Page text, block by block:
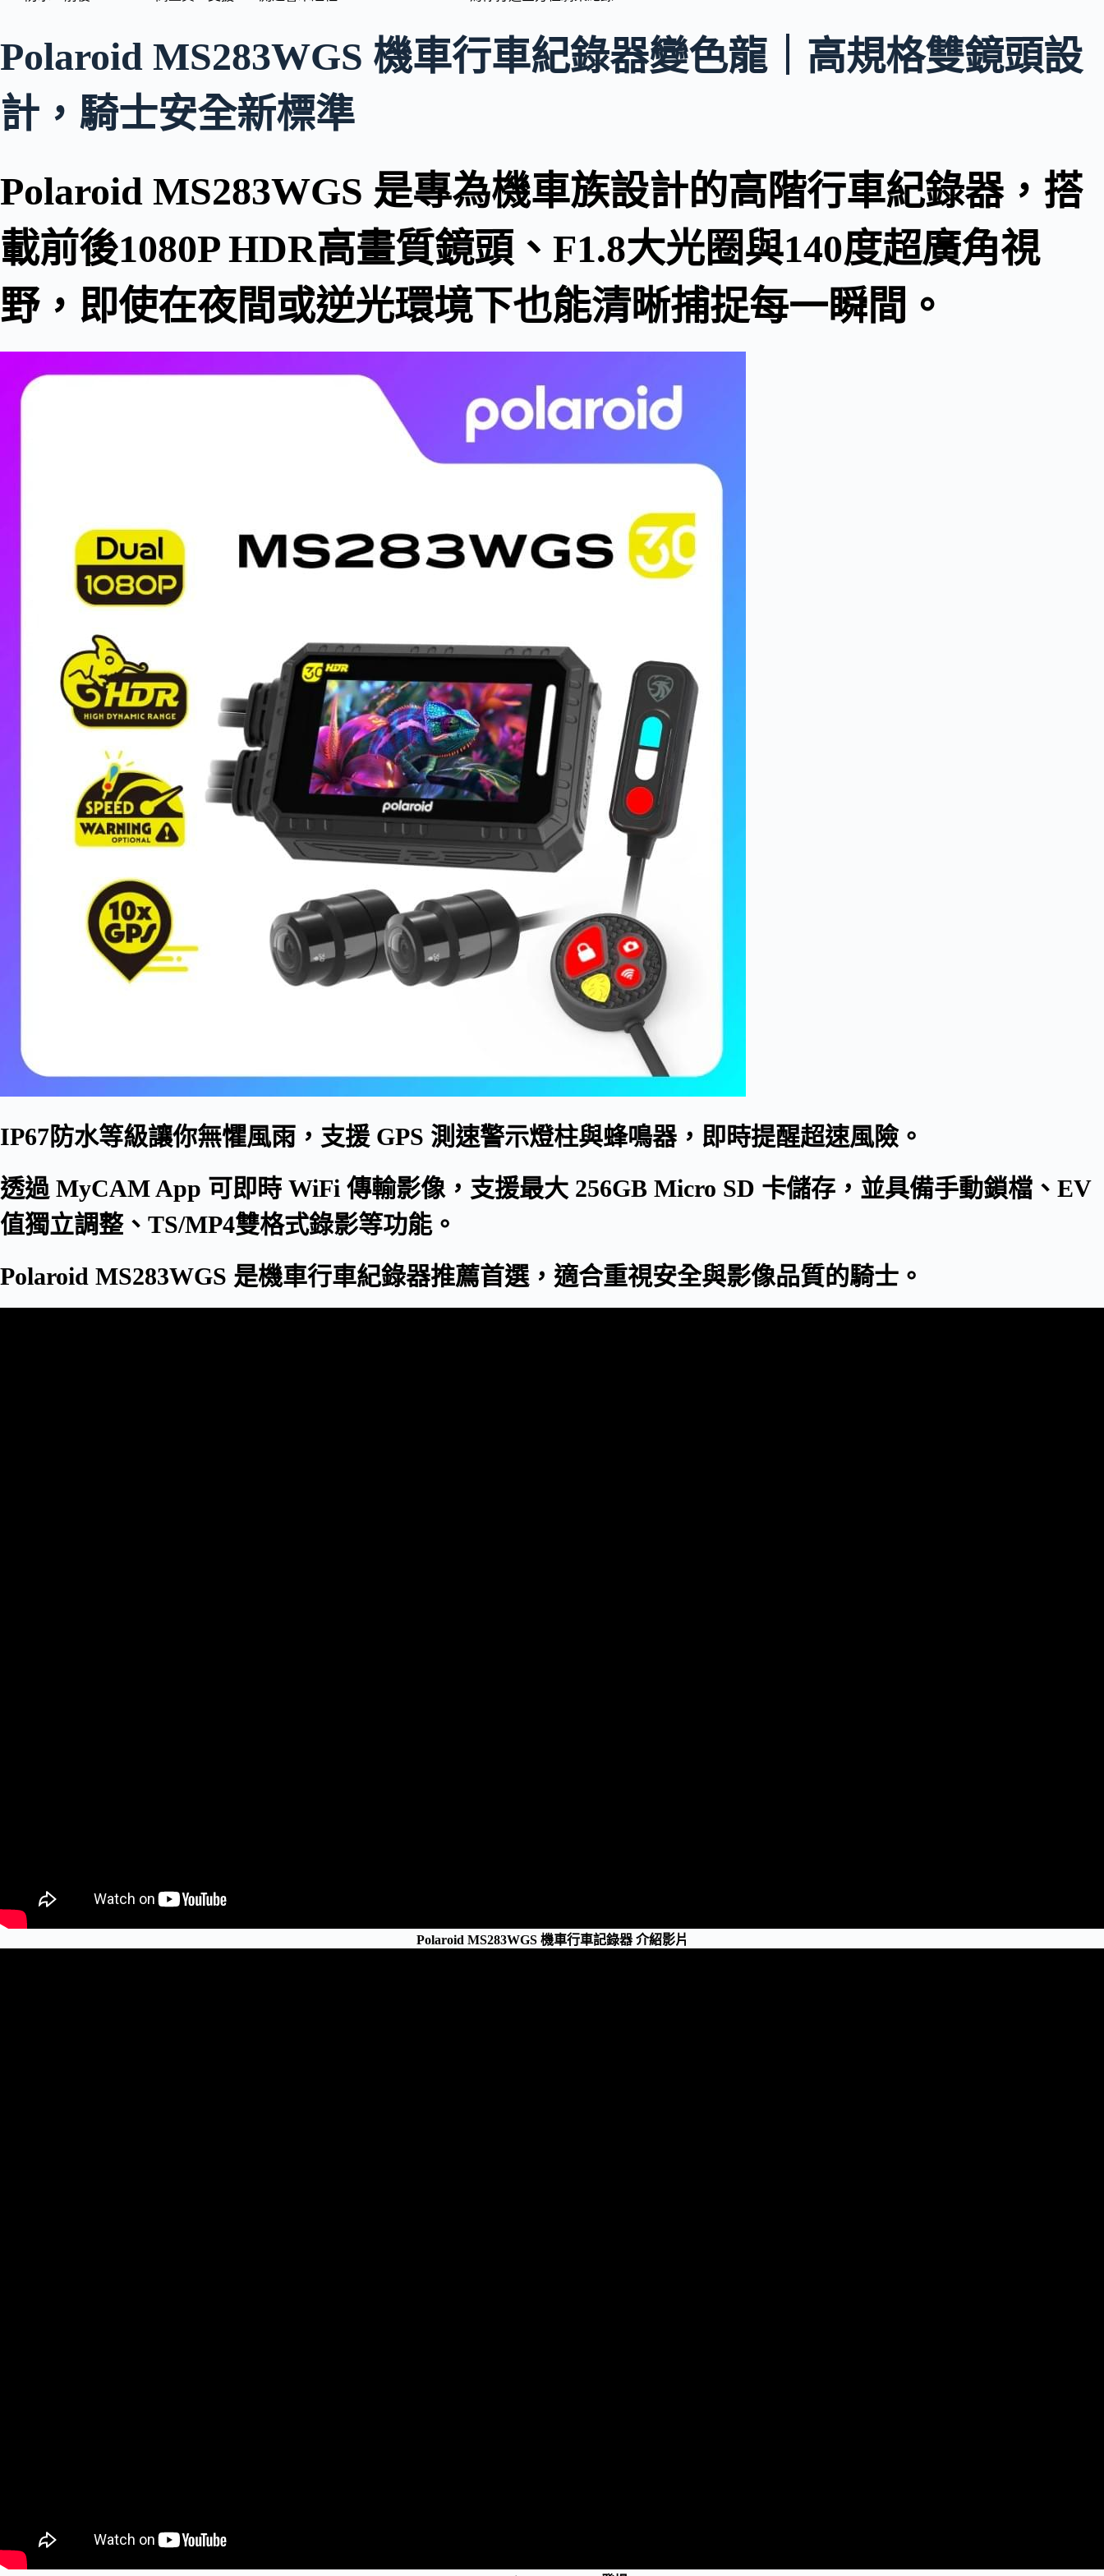
Polaroid MS283WGS 機車行車紀錄器變色龍｜高規格雙鏡頭設
計，騎士安全新標準
Polaroid MS283WGS 是專為機車族設計的高階行車紀錄器，搭
載前後1080P HDR高畫質鏡頭、F1.8大光圈與140度超廣角視
野，即使在夜間或逆光環境下也能清晰捕捉每一瞬間。
IP67防水等級讓你無懼風雨，支援 GPS 測速警示燈柱與蜂鳴器，即時提醒超速風險。
透過 MyCAM App 可即時 WiFi 傳輸影像，支援最大 256GB Micro SD 卡儲存，並具備手動鎖檔、EV
值獨立調整、TS/MP4雙格式錄影等功能。
Polaroid MS283WGS 是機車行車紀錄器推薦首選，適合重視安全與影像品質的騎士。
Polaroid MS283WGS 機車行車記錄器 介紹影片